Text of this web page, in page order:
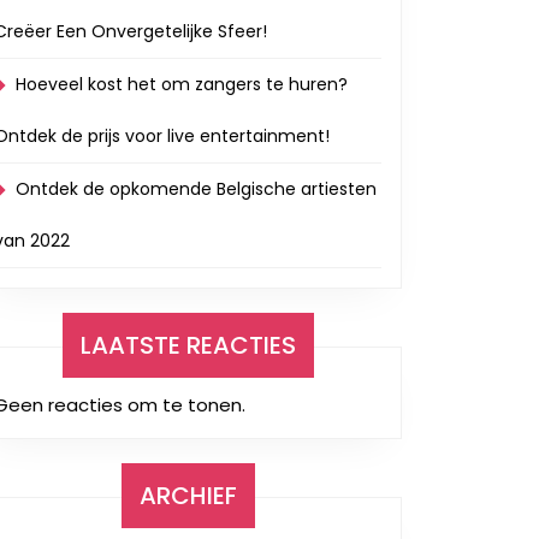
Een Onvergetelijke Sfeer!
Hoeveel kost het om zangers te huren?
de prijs voor live entertainment!
Ontdek de opkomende Belgische artiesten
2022
LAATSTE REACTIES
reacties om te tonen.
ARCHIEF